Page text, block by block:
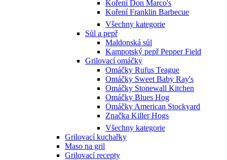
Koření Don Marco's
Koření Franklin Barbecue
Všechny kategorie
Sůl a pepř
Maldonská sůl
Kampotský pepř Pepper Field
Grilovací omáčky
Omáčky Rufus Teague
Omáčky Sweet Baby Ray's
Omáčky Stonewall Kitchen
Omáčky Blues Hog
Omáčky American Stockyard
Značka Killer Hogs
Všechny kategorie
Grilovací kuchařky
Maso na gril
Grilovací recepty